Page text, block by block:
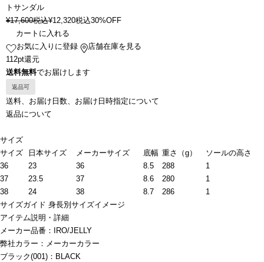
トサンダル
¥17,600税込¥12,320税込30%OFF
カートに入れる
お気に入りに登録
店舗在庫を見る
112pt還元
送料無料でお届けします
返品可
送料、お届け日数、お届け日時指定について
返品について
サイズ
サイズ
日本サイズ メーカーサイズ 底幅 重さ（g）
ソールの高さ
36
23 36 8.5 288
1
37
23.5 37 8.6 280
1
38
24 38 8.7 286
1
サイズガイド 身長別サイズイメージ
アイテム説明・詳細
メーカー品番：IRO/JELLY
弊社カラー：メーカーカラー
ブラック(001)：BLACK